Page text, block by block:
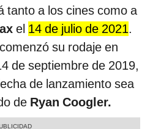
tanto a los cines como a
el 14 de julio de 2021.
su rodaje en
de septiembre de 2019,
de lanzamiento sea
de Ryan Coogler.